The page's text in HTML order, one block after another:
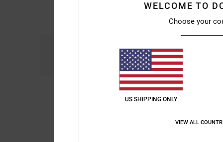
Comfort
4.5
Mostra originale -
WELCOME TO
Choose your
US SHIPPING ONLY
VIEW ALL